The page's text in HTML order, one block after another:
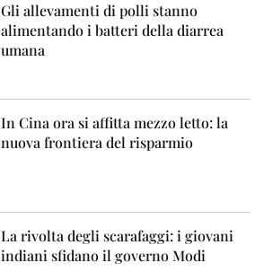
Gli allevamenti di polli stanno
alimentando i batteri della diarrea
umana
In Cina ora si affitta mezzo letto: la
nuova frontiera del risparmio
La rivolta degli scarafaggi: i giovani
indiani sfidano il governo Modi